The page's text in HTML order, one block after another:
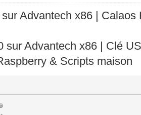
Advantech x86 |
sur Advantech x86 | Clé
& Scripts maison